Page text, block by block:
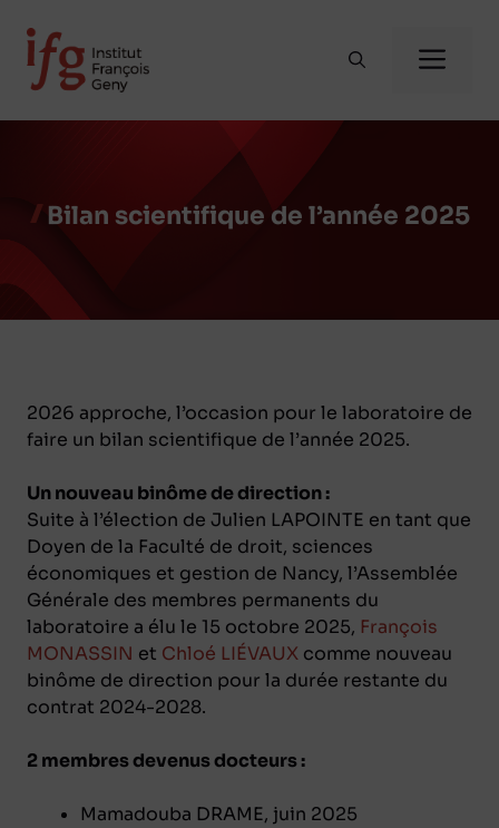
contenu
Bilan scientifique de l’année 2025
2026 approche, l’occasion pour le laboratoire de
faire un bilan scientifique de l’année 2025.
Un nouveau binôme de direction :
Suite à l’élection de Julien LAPOINTE en tant que
Doyen de la Faculté de droit, sciences
économiques et gestion de Nancy, l’Assemblée
Générale des membres permanents du
laboratoire a élu le 15 octobre 2025, François
MONASSIN et Chloé LIÉVAUX comme nouveau
binôme de direction pour la durée restante du
contrat 2024-2028.
2 membres devenus docteurs :
Mamadouba DRAME, juin 2025